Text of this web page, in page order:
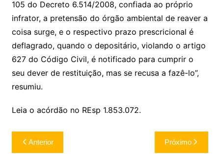
105 do Decreto 6.514/2008, confiada ao próprio
infrator, a pretensão do órgão ambiental de reaver a
coisa surge, e o respectivo prazo prescricional é
deflagrado, quando o depositário, violando o artigo
627 do Código Civil, é notificado para cumprir o
seu dever de restituição, mas se recusa a fazê-lo”,
resumiu.
Leia o acórdão no REsp 1.853.072.
Navegação
Anterior Próximo